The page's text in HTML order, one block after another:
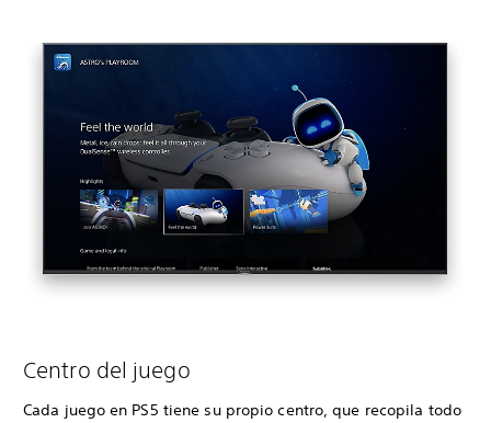
Centro del juego
Cada juego en PS5 tiene su propio centro, que recopila todo